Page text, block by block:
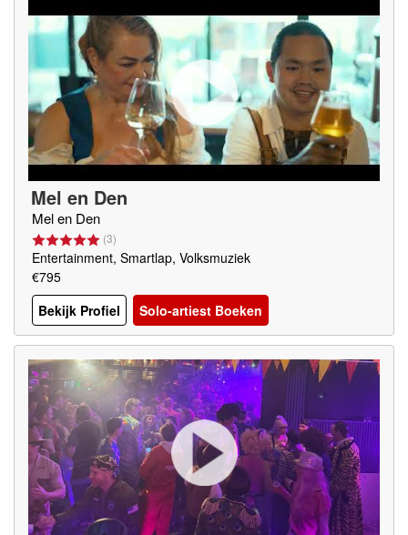
Mel en Den
Mel en Den
(3)
Entertainment, Smartlap, Volksmuziek
€795
Bekijk Profiel
Solo-artiest Boeken